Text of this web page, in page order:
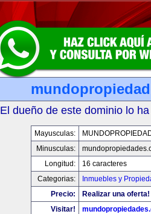
El dueño de este dominio lo
Mayusculas:
Minusculas:
Longitud:
16 caracteres
Categorias:
Inmuebles y
Precio:
Realizar una oferta!
Visitar!